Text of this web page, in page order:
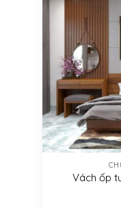
Vách ốp